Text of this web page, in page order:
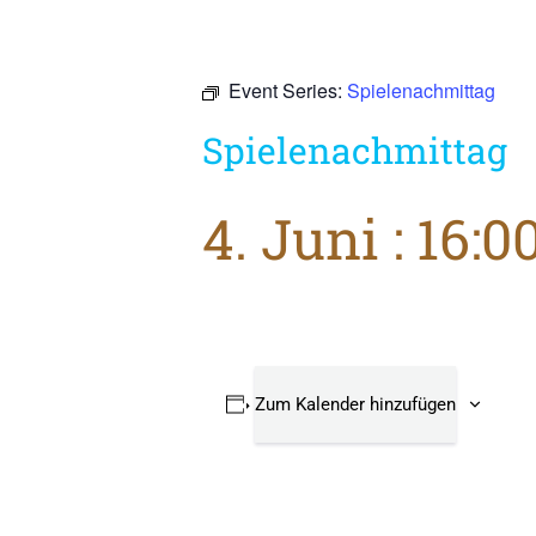
Event Series: Spielenachmittag
Spielenachmittag
4. Juni :
Zum Kalender hinzufügen